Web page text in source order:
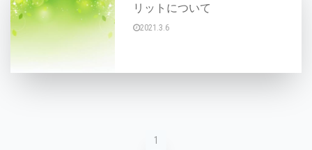
リットについて
2021.3.6
1